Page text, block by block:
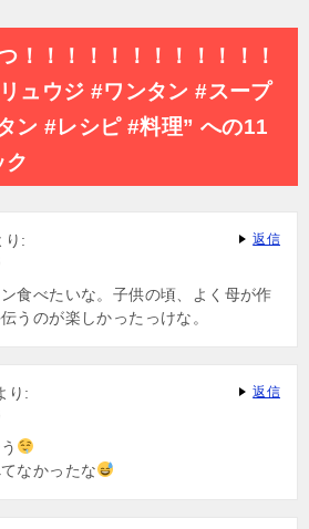
！！！！！！！！！！！！
ュウジ #ワンタン #スープ
ン #レシピ #料理” への11
ク
り:
食べたいな。子供の頃、よく母が作
うのが楽しかったっけな。
返信
り:
なかったな
返信